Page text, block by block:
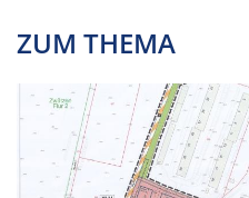
ZUM THEMA